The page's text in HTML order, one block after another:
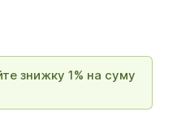
знижку 1% на суму